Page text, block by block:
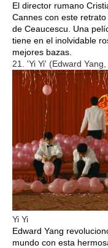
El director rumano
Cannes con este
de Ceaucescu. Una
tiene en el inolvidable
mejores bazas.
21. 'Yi Yi' (Edward
Yi Yi
Edward Yang
mundo con esta